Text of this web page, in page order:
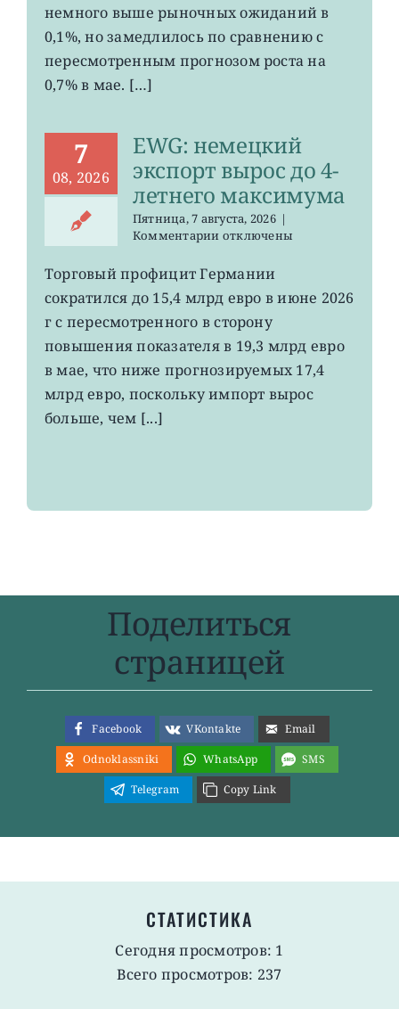
до
0,2%
немного выше рыночных ожиданий в
0,1%, но замедлилось по сравнению с
пересмотренным прогнозом роста на
0,7% в мае. […]
7
08, 2026
EWG: немецкий
экспорт вырос до 4-
летнего максимума
Пятница, 7 августа, 2026 |
Комментариик
EWG:
немецкий
экспорт
вырос
4-
летнего
отключены
Торговый профицит Германии
сократился до 15,4 млрд евро в июне 2026
г с пересмотренного в сторону
повышения показателя в 19,3 млрд евро
в мае, что ниже прогнозируемых 17,4
млрд евро, поскольку импорт вырос
больше, чем [...]
Поделиться
страницей
Facebook VKontakte
Email
Odnoklassniki
WhatsApp
SMS
Telegram
Copy Link
СТАТИСТИКА
Сегодня просмотров: 1
Всего просмотров: 237